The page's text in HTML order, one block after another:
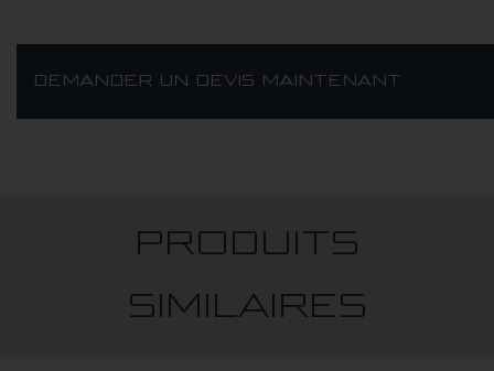
DEMANDER UN DEVIS MAINTENANT
PRODUITS
SIMILAIRES